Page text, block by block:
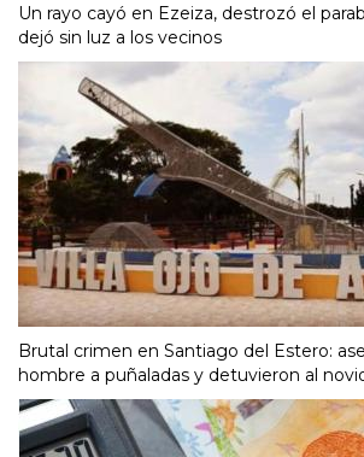
Un rayo cayó en Ezeiza, destrozó el
dejó sin luz a los vecinos
Brutal crimen en Santiago del Estero:
hombre a puñaladas y detuvieron al